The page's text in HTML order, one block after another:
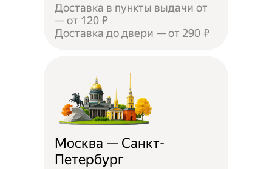
Доставка в пункты выдачи от
— от 120 ₽
Доставка до двери — от 290 ₽
Москва — Санкт-
Петербург